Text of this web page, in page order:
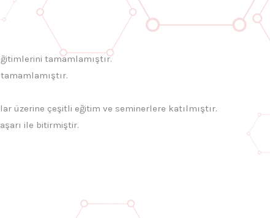
tamamlamıştır.
üzerine çeşitli eğitim ve seminerlere katılmıştır.
ile bitirmiştir.